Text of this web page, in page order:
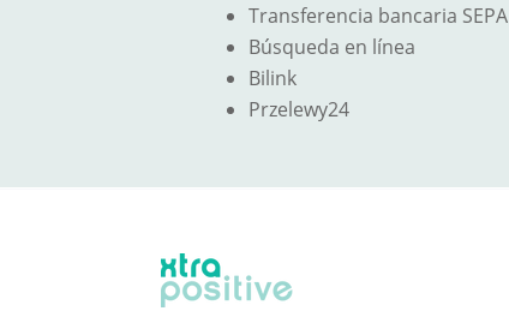
Transferencia bancaria SEPA
Búsqueda en línea
Bilink
Przelewy24